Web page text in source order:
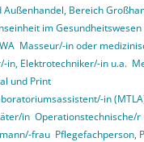
Bereich
im Gesundheitswesen
Masseur/-in oder
in, Elektrotechniker/-in u.a.
und Print
in
in Operationstechnische/
frau Pflegefachperson,